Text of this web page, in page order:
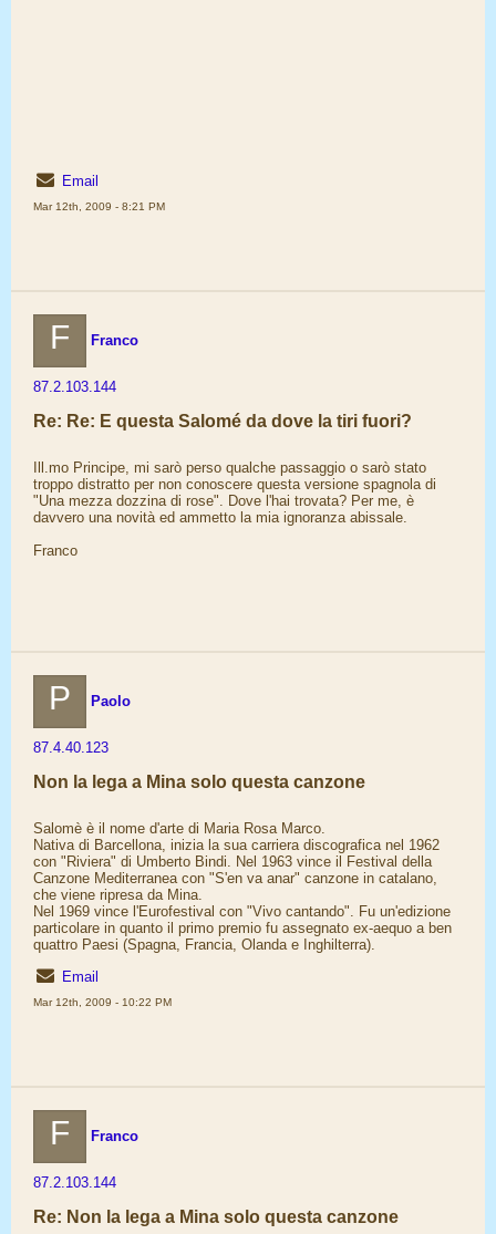
Email
Mar 12th, 2009 - 8:21 PM
F Franco
87.2.103.144
Re: Re: E questa Salomé da dove la tiri fuori?
Ill.mo Principe, mi sarò perso qualche passaggio o sarò stato
troppo distratto per non conoscere questa versione spagnola di
"Una mezza dozzina di rose". Dove l'hai trovata? Per me, è
davvero una novità ed ammetto la mia ignoranza abissale.
Franco
P Paolo
87.4.40.123
Non la lega a Mina solo questa canzone
Salomè è il nome d'arte di Maria Rosa Marco.
Nativa di Barcellona, inizia la sua carriera discografica nel 1962
con "Riviera" di Umberto Bindi. Nel 1963 vince il Festival della
Canzone Mediterranea con "S'en va anar" canzone in catalano,
che viene ripresa da Mina.
Nel 1969 vince l'Eurofestival con "Vivo cantando". Fu un'edizione
particolare in quanto il primo premio fu assegnato ex-aequo a ben
quattro Paesi (Spagna, Francia, Olanda e Inghilterra).
Email
Mar 12th, 2009 - 10:22 PM
F Franco
87.2.103.144
Re: Non la lega a Mina solo questa canzone